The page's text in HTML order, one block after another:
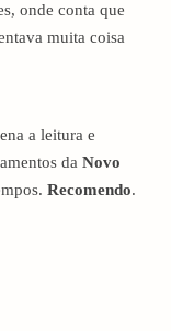
onde conta que
muita coisa
a leitura e
da Novo
Recomendo.